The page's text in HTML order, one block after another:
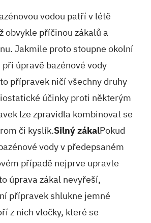
vodou patří v létě
obvykle příčinou zákalů a
Jakmile proto stoupne okolní
úpravě bazénové vody
přípravek ničí všechny druhy
účinky proti některým
lze zpravidla kombinovat se
či kyslík.Silný zákalPokud
vody v předepsaném
případě nejprve upravte
úprava zákal nevyřeší,
přípravek shlukne jemné
z nich vločky, které se